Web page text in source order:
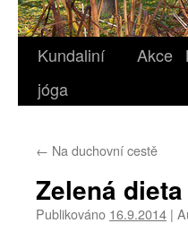
Kundaliní
jóga
Akce
← Na duchovní cestě
Zelená dieta
Publikováno 16.9.2014 |